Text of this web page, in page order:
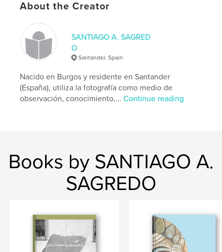
LanguageSpanish
Keywords
MAS , obras , museo
About the Creator
SANTIAGO A. SAGRED
O
Santander, Spain
Nacido en Burgos y residente en Santander
(España), utiliza la fotografía como medio de
observación, conocimiento,...Continue reading
Books by SANTIAGO A.
SAGREDO